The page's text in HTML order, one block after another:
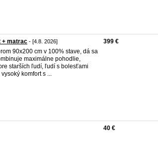
+ matrac - [4.8. 2026]
90x200 cm v 100% stave, dá sa
maximálne pohodlie,
starších ľudí, ľudí s bolesťami
komfort s ...
399 €
40 €